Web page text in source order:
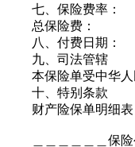
七、保险费率：
总保险费：
八、付费日期：
九、司法管辖
本保险单受中华人
十、特别条款
财产险保单明细表
＿＿＿＿＿＿保险